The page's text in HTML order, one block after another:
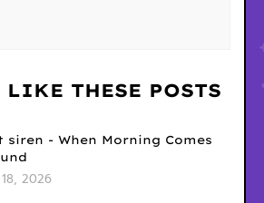
LIKE THESE POSTS
siren - When Morning Comes
2026